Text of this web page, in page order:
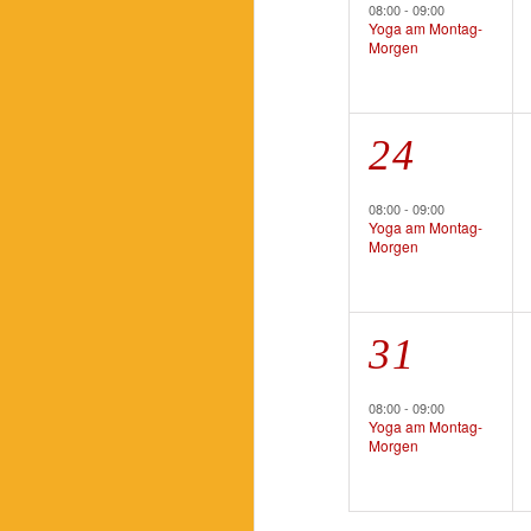
08:00-09:00
Yoga am Montag-
Morgen
1
24
08:00-09:00
Yoga am Montag-
Morgen
1
31
08:00-09:00
Yoga am Montag-
Morgen